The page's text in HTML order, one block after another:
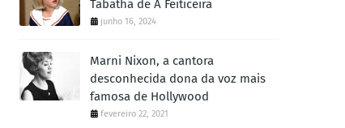
Tabatha de A Feiticeira
junho 16, 2024
Marni Nixon, a cantora
desconhecida dona da voz mais
famosa de Hollywood
fevereiro 22, 2021